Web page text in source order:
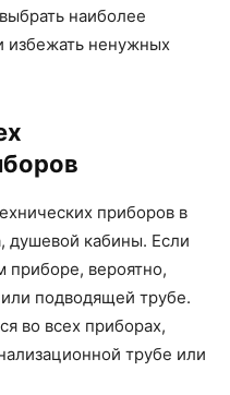
наиболее
избежать ненужных
приборов в
душевой кабины. Если
приборе, вероятно,
подводящей трубе.
во всех приборах,
трубе или